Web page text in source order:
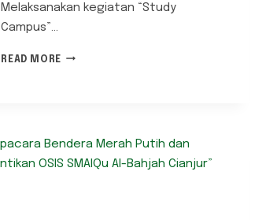
Melaksanakan kegiatan “Study
Campus”…
READ MORE “MENGGAPAI
MAHASISWA